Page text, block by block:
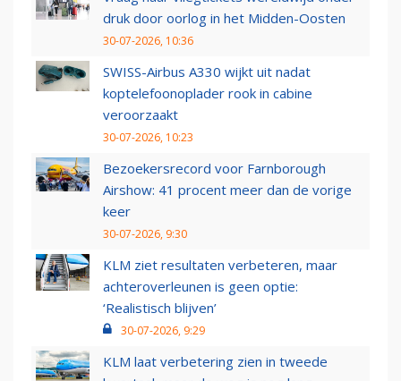
druk door oorlog in het Midden-Oosten
30-07-2026, 10:36
SWISS-Airbus A330 wijkt uit nadat
koptelefoonoplader rook in cabine
veroorzaakt
30-07-2026, 10:23
Bezoekersrecord voor Farnborough
Airshow: 41 procent meer dan de vorige
keer
30-07-2026, 9:30
KLM ziet resultaten verbeteren, maar
achteroverleunen is geen optie:
‘Realistisch blijven’
30-07-2026, 9:29
KLM laat verbetering zien in tweede